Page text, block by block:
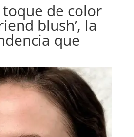
de color
blush’, la
que